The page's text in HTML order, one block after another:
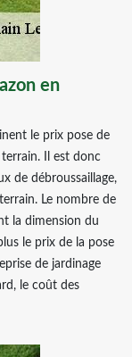
en
le prix pose de
Il est donc
de débroussaillage,
Le nombre de
la dimension du
le prix de la pose
de jardinage
le coût des